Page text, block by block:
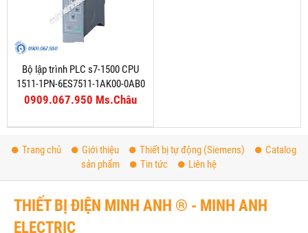
Bộ lập trình PLC s7-1500 CPU
1511-1PN-6ES7511-1AK00-0AB0
0909.067.950 Ms.Châu
Trang chủ Giới thiệu Thiết bị tự động (Siemens)
Catalog
sản phẩm
Tin tức Liên hệ
THIẾT BỊ ĐIỆN MINH ANH ® - MINH ANH
ELECTRIC